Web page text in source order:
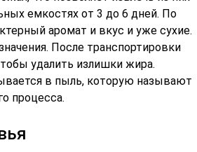
емкостях от 3 до 6 дней. По
аромат и вкус и уже сухие.
После транспортировки
удалить излишки жира.
в пыль, которую называют
процесса.